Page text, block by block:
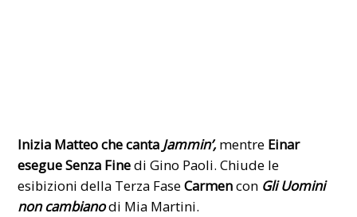
Inizia Matteo che canta Jammin’,mentre Einar
esegue Senza Finedi Gino Paoli. Chiude le
esibizioni della Terza FaseCarmencon Gli Uomini
non cambianodi Mia Martini.